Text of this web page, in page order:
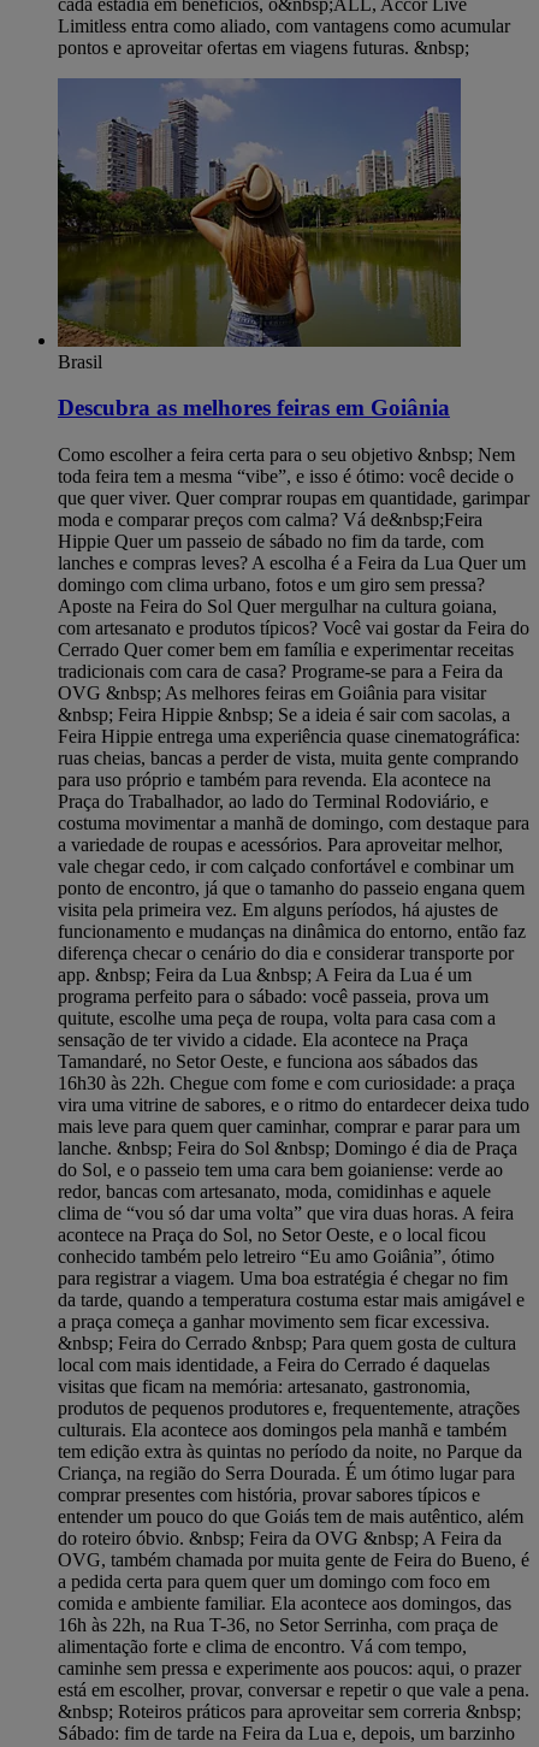
Limitless entra como aliado, com vantagens como acumular
pontos e aproveitar ofertas em viagens futuras. &nbsp;
Brasil
Descubra as melhores feiras em Goiânia
Como escolher a feira certa para o seu objetivo &nbsp; Nem
toda feira tem a mesma “vibe”, e isso é ótimo: você decide o
que quer viver. Quer comprar roupas em quantidade, garimpar
moda e comparar preços com calma? Vá de&nbsp;Feira
Hippie Quer um passeio de sábado no fim da tarde, com
lanches e compras leves? A escolha é a Feira da Lua Quer um
domingo com clima urbano, fotos e um giro sem pressa?
Aposte na Feira do Sol Quer mergulhar na cultura goiana,
com artesanato e produtos típicos? Você vai gostar da Feira do
Cerrado Quer comer bem em família e experimentar receitas
tradicionais com cara de casa? Programe-se para a Feira da
OVG &nbsp; As melhores feiras em Goiânia para visitar
&nbsp; Feira Hippie &nbsp; Se a ideia é sair com sacolas, a
Feira Hippie entrega uma experiência quase cinematográfica:
ruas cheias, bancas a perder de vista, muita gente comprando
para uso próprio e também para revenda. Ela acontece na
Praça do Trabalhador, ao lado do Terminal Rodoviário, e
costuma movimentar a manhã de domingo, com destaque para
a variedade de roupas e acessórios. Para aproveitar melhor,
vale chegar cedo, ir com calçado confortável e combinar um
ponto de encontro, já que o tamanho do passeio engana quem
visita pela primeira vez. Em alguns períodos, há ajustes de
funcionamento e mudanças na dinâmica do entorno, então faz
diferença checar o cenário do dia e considerar transporte por
app. &nbsp; Feira da Lua &nbsp; A Feira da Lua é um
programa perfeito para o sábado: você passeia, prova um
quitute, escolhe uma peça de roupa, volta para casa com a
sensação de ter vivido a cidade. Ela acontece na Praça
Tamandaré, no Setor Oeste, e funciona aos sábados das
16h30 às 22h. Chegue com fome e com curiosidade: a praça
vira uma vitrine de sabores, e o ritmo do entardecer deixa tudo
mais leve para quem quer caminhar, comprar e parar para um
lanche. &nbsp; Feira do Sol &nbsp; Domingo é dia de Praça
do Sol, e o passeio tem uma cara bem goianiense: verde ao
redor, bancas com artesanato, moda, comidinhas e aquele
clima de “vou só dar uma volta” que vira duas horas. A feira
acontece na Praça do Sol, no Setor Oeste, e o local ficou
conhecido também pelo letreiro “Eu amo Goiânia”, ótimo
para registrar a viagem. Uma boa estratégia é chegar no fim
da tarde, quando a temperatura costuma estar mais amigável e
a praça começa a ganhar movimento sem ficar excessiva.
&nbsp; Feira do Cerrado &nbsp; Para quem gosta de cultura
local com mais identidade, a Feira do Cerrado é daquelas
visitas que ficam na memória: artesanato, gastronomia,
produtos de pequenos produtores e, frequentemente, atrações
culturais. Ela acontece aos domingos pela manhã e também
tem edição extra às quintas no período da noite, no Parque da
Criança, na região do Serra Dourada. É um ótimo lugar para
comprar presentes com história, provar sabores típicos e
entender um pouco do que Goiás tem de mais autêntico, além
do roteiro óbvio. &nbsp; Feira da OVG &nbsp; A Feira da
OVG, também chamada por muita gente de Feira do Bueno, é
a pedida certa para quem quer um domingo com foco em
comida e ambiente familiar. Ela acontece aos domingos, das
16h às 22h, na Rua T-36, no Setor Serrinha, com praça de
alimentação forte e clima de encontro. Vá com tempo,
caminhe sem pressa e experimente aos poucos: aqui, o prazer
está em escolher, provar, conversar e repetir o que vale a pena.
&nbsp; Roteiros práticos para aproveitar sem correria &nbsp;
Sábado: fim de tarde na Feira da Lua e, depois, um barzinho